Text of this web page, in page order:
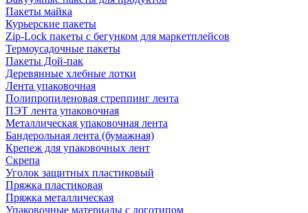
Пакеты майка
Курьерские пакеты
Zip-Lock пакеты с бегунком для маркетплейсов
Термоусадочные пакеты
Пакеты Дой-пак
Деревянные хлебные лотки
Лента упаковочная
Полипропиленовая стреппинг лента
ПЭТ лента упаковочная
Металлическая упаковочная лента
Бандерольная лента (бумажная)
Крепеж для упаковочных лент
Скрепа
Уголок защитных пластиковый
Пряжка пластиковая
Пряжка металлическая
Упаковочные материалы с логотипом